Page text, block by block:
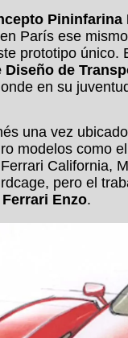
Pininfarina
París ese
prototipo único.
Diseño de
en su
una vez
modelos como
California,
pero el
Ferrari Enzo.